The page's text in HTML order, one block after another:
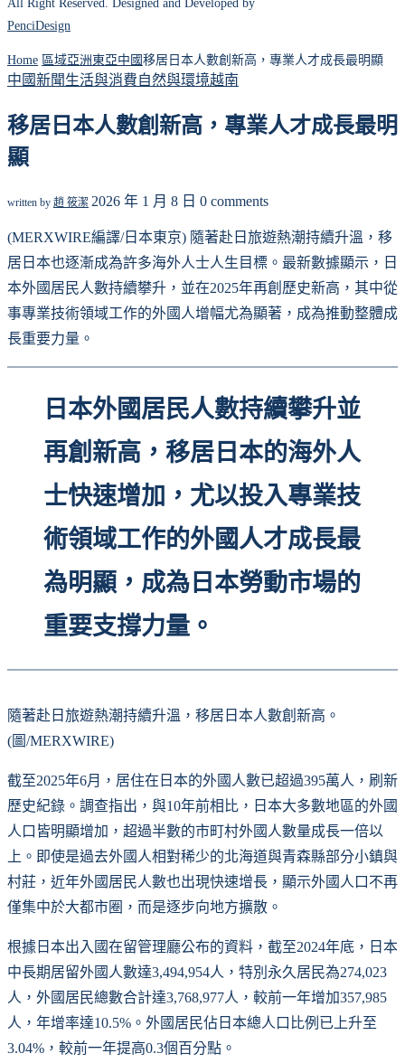
All Right Reserved. Designed and Developed by
PenciDesign
Home 區域亞洲 東亞中國移居日本人數創新高，專業人才成長最明顯
中國新聞生活與消費自然與環境越南
移居日本人數創新高，專業人才成長最明
顯
written by 趙 筱潔 2026 年 1 月 8 日 0 comments
(MERXWIRE編譯/日本東京) 隨著赴日旅遊熱潮持續升溫，移
居日本也逐漸成為許多海外人士人生目標。最新數據顯示，日
本外國居民人數持續攀升，並在2025年再創歷史新高，其中從
事專業技術領域工作的外國人增幅尤為顯著，成為推動整體成
長重要力量。
日本外國居民人數持續攀升並
再創新高，移居日本的海外人
士快速增加，尤以投入專業技
術領域工作的外國人才成長最
為明顯，成為日本勞動市場的
重要支撐力量。
隨著赴日旅遊熱潮持續升溫，移居日本人數創新高。
(圖/MERXWIRE)
截至2025年6月，居住在日本的外國人數已超過395萬人，刷新
歷史紀錄。調查指出，與10年前相比，日本大多數地區的外國
人口皆明顯增加，超過半數的市町村外國人數量成長一倍以
上。即使是過去外國人相對稀少的北海道與青森縣部分小鎮與
村莊，近年外國居民人數也出現快速增長，顯示外國人口不再
僅集中於大都市圈，而是逐步向地方擴散。
根據日本出入國在留管理廳公布的資料，截至2024年底，日本
中長期居留外國人數達3,494,954人，特別永久居民為274,023
人，外國居民總數合計達3,768,977人，較前一年增加357,985
人，年增率達10.5%。外國居民佔日本總人口比例已上升至
3.04%，較前一年提高0.3個百分點。